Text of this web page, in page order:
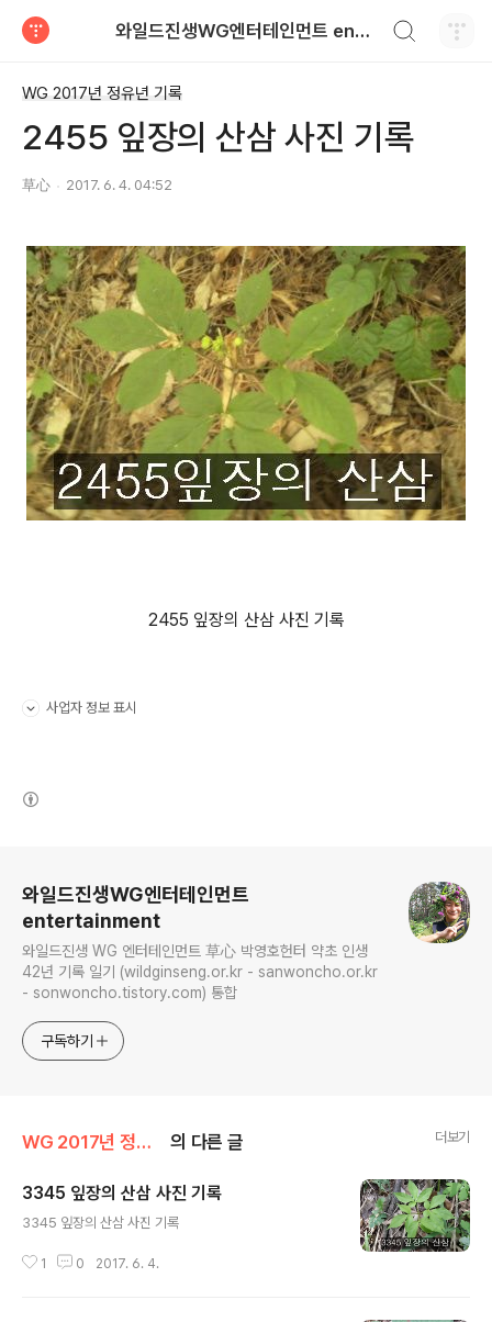
와일드진생WG엔터테인먼트 entertainment
WG 2017년 정유년 기록
2455 잎장의 산삼 사진 기록
草心 2017. 6. 4. 04:52
2455 잎장의 산삼 사진 기록
사업자 정보 표시
와일드진생WG엔터테인먼트
entertainment
와일드진생 WG 엔터테인먼트 草心 박영호헌터 약초 인생
42년 기록 일기 (wildginseng.or.kr - sanwoncho.or.kr
- sonwoncho.tistory.com) 통합
구독하기
WG 2017년 정유년 기록 의 다른 글 더보기
3345 잎장의 산삼 사진 기록
3345 잎장의 산삼 사진 기록
1 0 2017. 6. 4.